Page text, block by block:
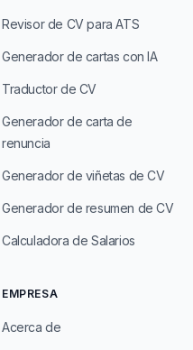
Revisor de CV para ATS
Generador de cartas con IA
Traductor de CV
Generador de carta de
renuncia
Generador de viñetas de CV
Generador de resumen de CV
Calculadora de Salarios
EMPRESA
Acerca de